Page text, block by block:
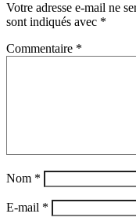
Votre adresse e-mail ne
sont indiqués avec *
Commentaire *
Nom *
E-mail *